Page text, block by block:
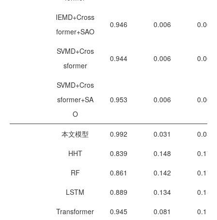
IEMD+Cross
former+SAO
0.946 0.006 0.008
SVMD+Cros
sformer
0.944 0.006 0.008
SVMD+Cros
sformer+SA
O
0.953 0.006 0.007
本文模型 0.992 0.031
0.039
HHT
0.839 0.148
0.174
RF
0.861 0.142
0.177
LSTM
0.889 0.134
0.158
Transformer
0.945 0.081
0.110